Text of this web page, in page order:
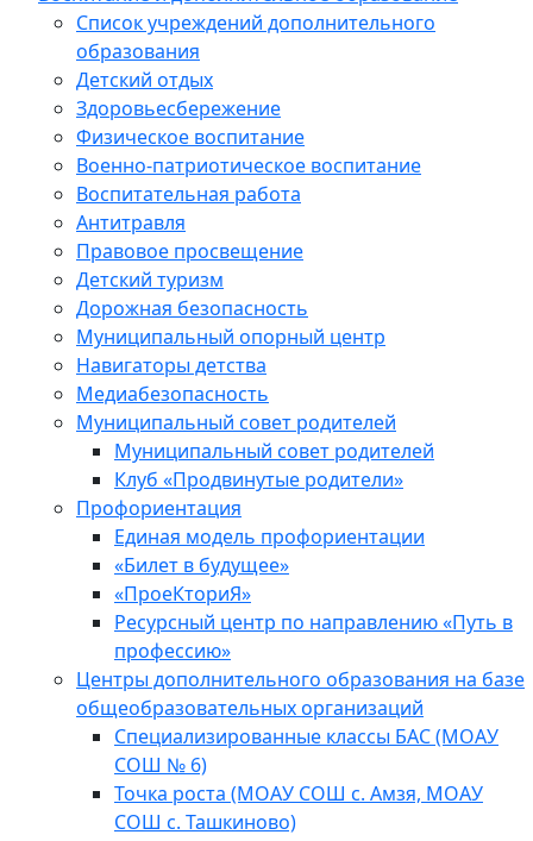
Список учреждений дополнительного
образования
Детский отдых
Здоровьесбережение
Физическое воспитание
Военно-патриотическое воспитание
Воспитательная работа
Антитравля
Правовое просвещение
Детский туризм
Дорожная безопасность
Муниципальный опорный центр
Навигаторы детства
Медиабезопасность
Мyниципальный совет родителей
Муниципальный совет родителей
Клуб «Продвинутые родители»
Профориентация
Единая модель профориентации
«Билет в будущее»
«ПроеКториЯ»
Ресурсный центр по направлению «Путь в
профессию»
Центры дополнительного образования на базе
общеобразовательных организаций
Специализированные классы БАС (МОАУ
СОШ № 6)
Точка роста (МОАУ СОШ с. Амзя, МОАУ
СОШ с. Ташкиново)